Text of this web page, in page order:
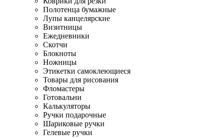
Полотенца бумажные
Лупы канцелярские
Визитницы
Ежедневники
Скотчи
Блокноты
Ножницы
Этикетки самоклеющиеся
Товары для рисования
Фломастеры
Готовальни
Калькуляторы
Ручки подарочные
Шариковые ручки
Гелевые ручки